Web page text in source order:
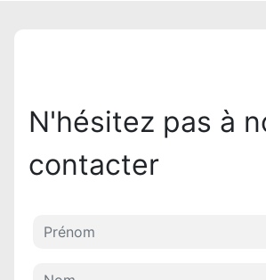
N'hésitez pas à
contacter